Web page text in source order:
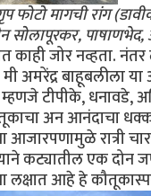
फोटो मागची रांग
सोलापूरकर,
काही जोर नव्हता.
अमरेंद्र बाहूबलीला
टीपीके, धनावडे,
अन आनंदाचा
रात्री
कट्यातील एक
लक्षात आहे हे